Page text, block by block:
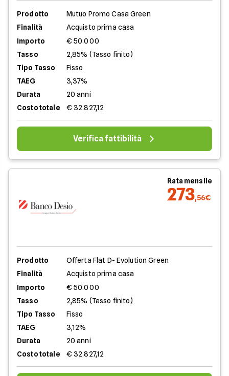
Prodotto
Mutuo Promo Casa Green
Finalità
Acquisto prima casa
Importo
€ 50.000
Tasso
2,85% (Tasso finito)
Tipo Tasso
Fisso
TAEG
3,37%
Durata
20 anni
Costo totale
€ 32.827,12
Verifica fattibilità
Rata mensile
273,56€
Prodotto
Offerta Flat D- Evolution Green
Finalità
Acquisto prima casa
Importo
€ 50.000
Tasso
2,85% (Tasso finito)
Tipo Tasso
Fisso
TAEG
3,12%
Durata
20 anni
Costo totale
€ 32.827,12